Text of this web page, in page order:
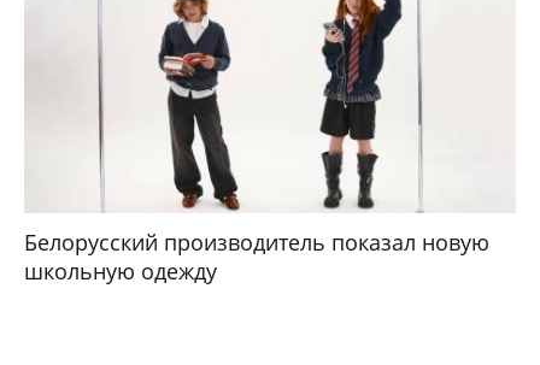
Белорусский производитель показал новую
школьную одежду